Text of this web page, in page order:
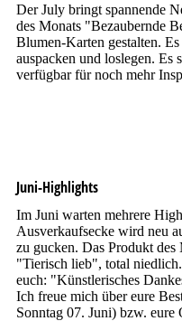
Der July bringt spannende
des Monats "Bezaubernde
Blumen-Karten gestalten.
auspacken und loslegen.
verfügbar für noch mehr
Juni-Highlights
Im Juni warten mehrere
Ausverkaufsecke wird neu
zu gucken. Das Produkt des
"Tierisch lieb", total
euch: "Künstlerisches
Ich freue mich über eure
Sonntag 07. Juni) bzw. eure